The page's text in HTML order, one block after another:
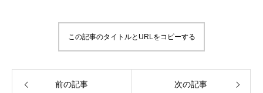
この記事のタイトルとURLをコピーする
前の記事 次の記事